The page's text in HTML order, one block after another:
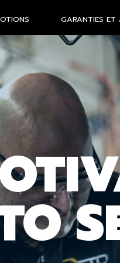
GARANTIES ET